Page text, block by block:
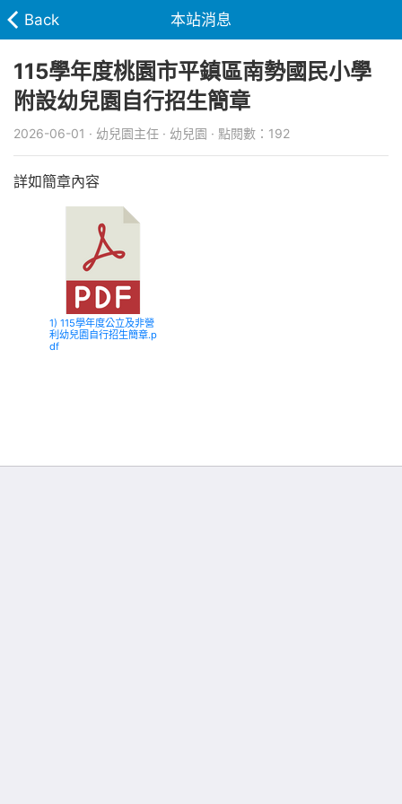
Back 本站消息
115學年度桃園市平鎮區南勢國民小學
附設幼兒園自行招生簡章
2026-06-01 · 幼兒園主任 · 幼兒園 · 點閱數：192
詳如簡章內容
1) 115學年度公立及非營
利幼兒園自行招生簡章.p
df